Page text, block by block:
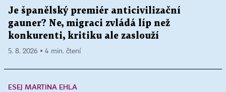
Je španělský premiér anticivilizační
gauner? Ne, migraci zvládá líp než
konkurenti, kritiku ale zaslouží
5. 8. 2026 ▪ 4 min. čtení
ESEJ MARTINA EHLA